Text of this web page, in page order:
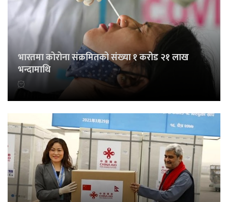
भारतमा कोरोना संक्रमितको संख्या १ करोड २१ लाख
भन्दामाथि